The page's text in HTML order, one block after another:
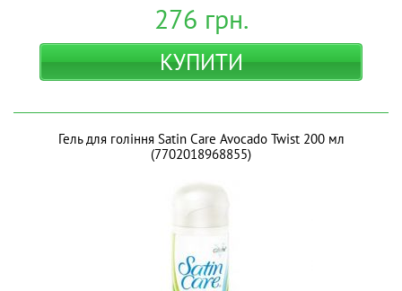
276 грн.
КУПИТИ
Гель для гоління Satin Care Avocado Twist 200 мл
(7702018968855)